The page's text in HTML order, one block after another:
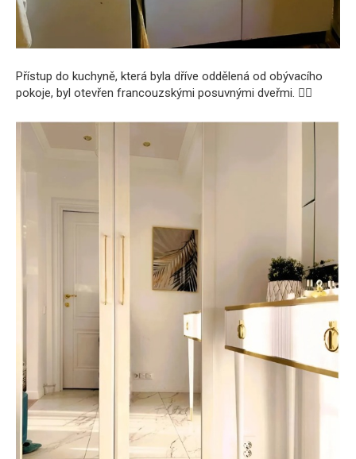
Přístup do kuchyně, která byla dříve oddělená od obývacího
pokoje, byl otevřen francouzskými posuvnými dveřmi. 🚶‍♀️